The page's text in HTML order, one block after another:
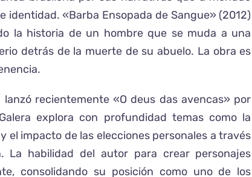
«Barba Ensopada de Sangue» (2012)
la historia de un hombre que se muda a una
detrás de la muerte de su abuelo. La obra es
recientemente «O deus das avencas» por
explora con profundidad temas como la
el impacto de las elecciones personales a través
habilidad del autor para crear personajes
consolidando su posición como uno de los